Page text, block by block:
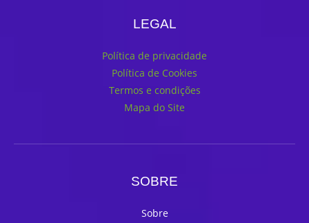
LEGAL
Política de privacidade
Política de Cookies
Termos e condições
Mapa do Site
SOBRE
Sobre